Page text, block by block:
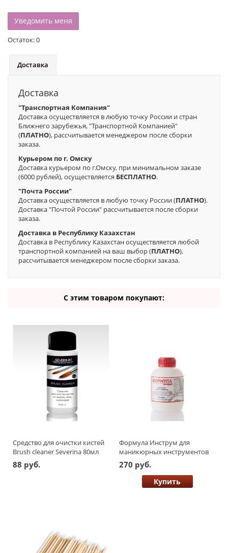
Уведомить меня
Остаток:0
Доставка
Доставка
"Транспортная Компания"
Доставка осуществляется в любую точку России и стран
Ближнего зарубежья, "Транспортной Компанией"
(ПЛАТНО), рассчитывается менеджером после сборки
заказа.
Курьером по г. Омску
Доставка курьером по г.Омску, при минимальном заказе
(6000 рублей), осуществляется БЕСПЛАТНО.
"Почта России"
Доставка осуществляется в любую точку России (ПЛАТНО).
Доставка "Почтой России" рассчитывается после сборки
заказа.
Доставка в Республику Казахстан
Доставка в Республику Казахстан осуществляется любой
транспортной компанией на ваш выбор (ПЛАТНО),
рассчитывается менеджером после сборки заказа.
С этим товаром покупают:
Средство для очистки кистей
Brush cleaner Severina 80мл
88 руб.
Формула Инструм для
маникюрных инструментов
0,5 л.
270 руб.
Купить